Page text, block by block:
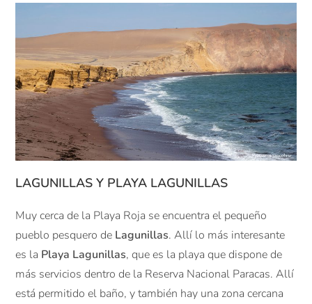
LAGUNILLAS Y PLAYA LAGUNILLAS
Muy cerca de la Playa Roja se encuentra el pequeño
pueblo pesquero de Lagunillas. Allí lo más interesante
es la Playa Lagunillas, que es la playa que dispone de
más servicios dentro de la Reserva Nacional Paracas. Allí
está permitido el baño, y también hay una zona cercana